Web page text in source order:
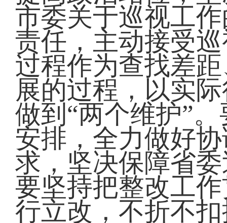
市委关于巡视工
责任，主动接受
过程作为查找差
展的过程，以实
做到“两个维护”
安排，全力做好
求，坚决保障省
要坚持把整改工
行立改，不折不